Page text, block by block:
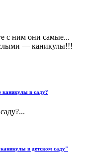
с ним они самые...
— каникулы!!!
каникулы в саду?
в детском саду"